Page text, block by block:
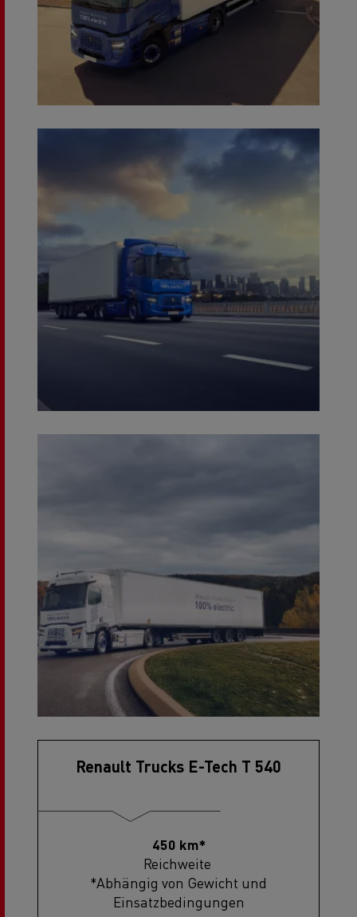
Renault Trucks E-Tech T 540
450 km*
Reichweite
*Abhängig von Gewicht und
Einsatzbedingungen